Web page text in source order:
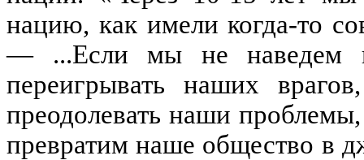
нацию, как имели когда-то
— ...Если мы не наведем
переигрывать наших
преодолевать наши
превратим наше общество в